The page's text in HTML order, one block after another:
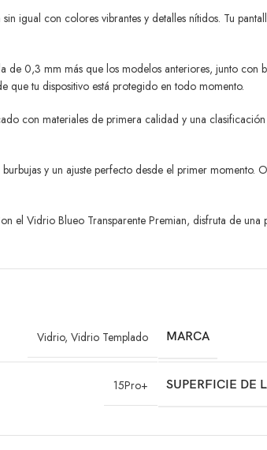
igual con colores vibrantes y detalles nítidos. Tu
0,3 mm más que los modelos anteriores, junto
que tu dispositivo está protegido en todo momento.
con materiales de primera calidad y una
y un ajuste perfecto desde el primer
Vidrio Blueo Transparente Premian, disfruta de
Vidrio, Vidrio Templado MARCA
15Pro+ SUPERFICIE DE